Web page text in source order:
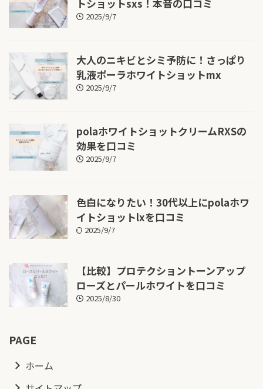
トショットsxs！本音の口コミ
2025/9/7
大人のニキビとシミ予防に！さっぱり
乳液ポーラホワイトショットmx
2025/9/7
polaホワイトショットクリームRXSの
効果を口コミ
2025/9/7
色白になりたい！30代以上にpolaホワ
イトショットlxを口コミ
2025/9/7
【比較】プロテクショントーンアップ
ローズとパールホワイトを口コミ
2025/8/30
PAGE
ホーム